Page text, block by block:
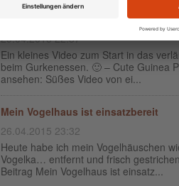
Jetzt ansehen: Süßes Video von
29.04.2015 22:37
Ein kleines Video zum Start in das
beim Gurkenessen. 🙂 – Cute Guinea
ansehen: Süßes Video von ei...
Mein Vogelhaus ist einsatzbereit
26.04.2015 23:32
Heute habe ich mein Vogelhäuschen
Vogelka… entfernt und frisch
Beitrag Mein Vogelhaus ist einsatz...